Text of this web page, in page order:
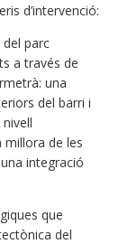
d’intervenció:
parc
a través de
una
del barri i
millora de les
integració
que
del